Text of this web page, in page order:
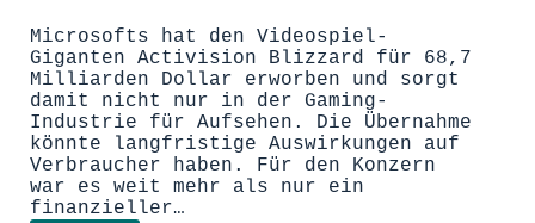
Microsofts hat den Videospiel-
Giganten Activision Blizzard für 68,7
Milliarden Dollar erworben und sorgt
damit nicht nur in der Gaming-
Industrie für Aufsehen. Die Übernahme
könnte langfristige Auswirkungen auf
Verbraucher haben. Für den Konzern
war es weit mehr als nur ein
finanzieller…